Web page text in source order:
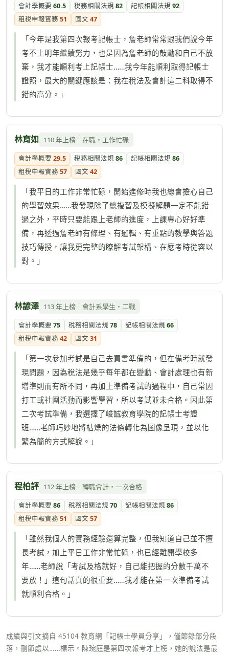
會計學概要 60.5 稅務相關法規 82 記帳相關法規 92
租稅申報實務 51 國文 47
「今年是我第四次報考記帳士，詹老師常常跟我們說今年
考不上明年繼續努力，也是因為詹老師的鼓勵和自己不放
棄，我才能順利考上記帳士……我今年能順利取得記帳士
證照，最大的關鍵應該是：我在稅法及會計這二科取得不
錯的高分。」
林育如 110 年上榜｜在職・工作忙碌
會計學概要 29.5 稅務相關法規 86 記帳相關法規 86
租稅申報實務 57 國文 42
「我平日的工作非常忙碌，開始進修時我也總會擔心自己
的學習效果……我發現除了總複習及模擬解題一定不能錯
過之外，平時只要能跟上老師的進度，上課專心好好準
備，再透過詹老師有條理、有邏輯、有重點的教學與答題
技巧傳授，讓我更完整的瞭解考試架構、在應考時從容以
對。」
林諺澤 113 年上榜｜會計系學生・二戰
會計學概要 75 稅務相關法規 78 記帳相關法規 66
租稅申報實務 42 國文 31
「第一次參加考試是自己去買書準備的，但在備考時就發
現問題，因為稅法是幾乎每年都在變動、會計處理也有新
增準則而有所不同，再加上準備考試的過程中，自己常因
打工或社團活動而影響學習，所以考試並未合格。因此第
二次考試準備，我選擇了峻誠教育學院的記帳士考證
班……老師巧妙地將枯燥的法條轉化為圖像呈現，並以化
繁為簡的方式解說。」
程柏評 112 年上榜｜轉職會計・一次合格
會計學概要 86 稅務相關法規 70 記帳相關法規 86
租稅申報實務 51 國文 57
「雖然我個人的實務經驗還算完整，但我知道自己並不擅
長考試，加上平日工作非常忙碌，也已經離開學校多
年……老師說「考試及格就好，自己能把握的分數千萬不
要放！」這句話真的很重要……我才能在第一次準備考試
就順利合格。」
成績與引文摘自 45104 教育網「記帳士學員分享」，僅節錄部分段
落，刪節處以……標示。陳琬庭是第四次報考才上榜，她的說法是最